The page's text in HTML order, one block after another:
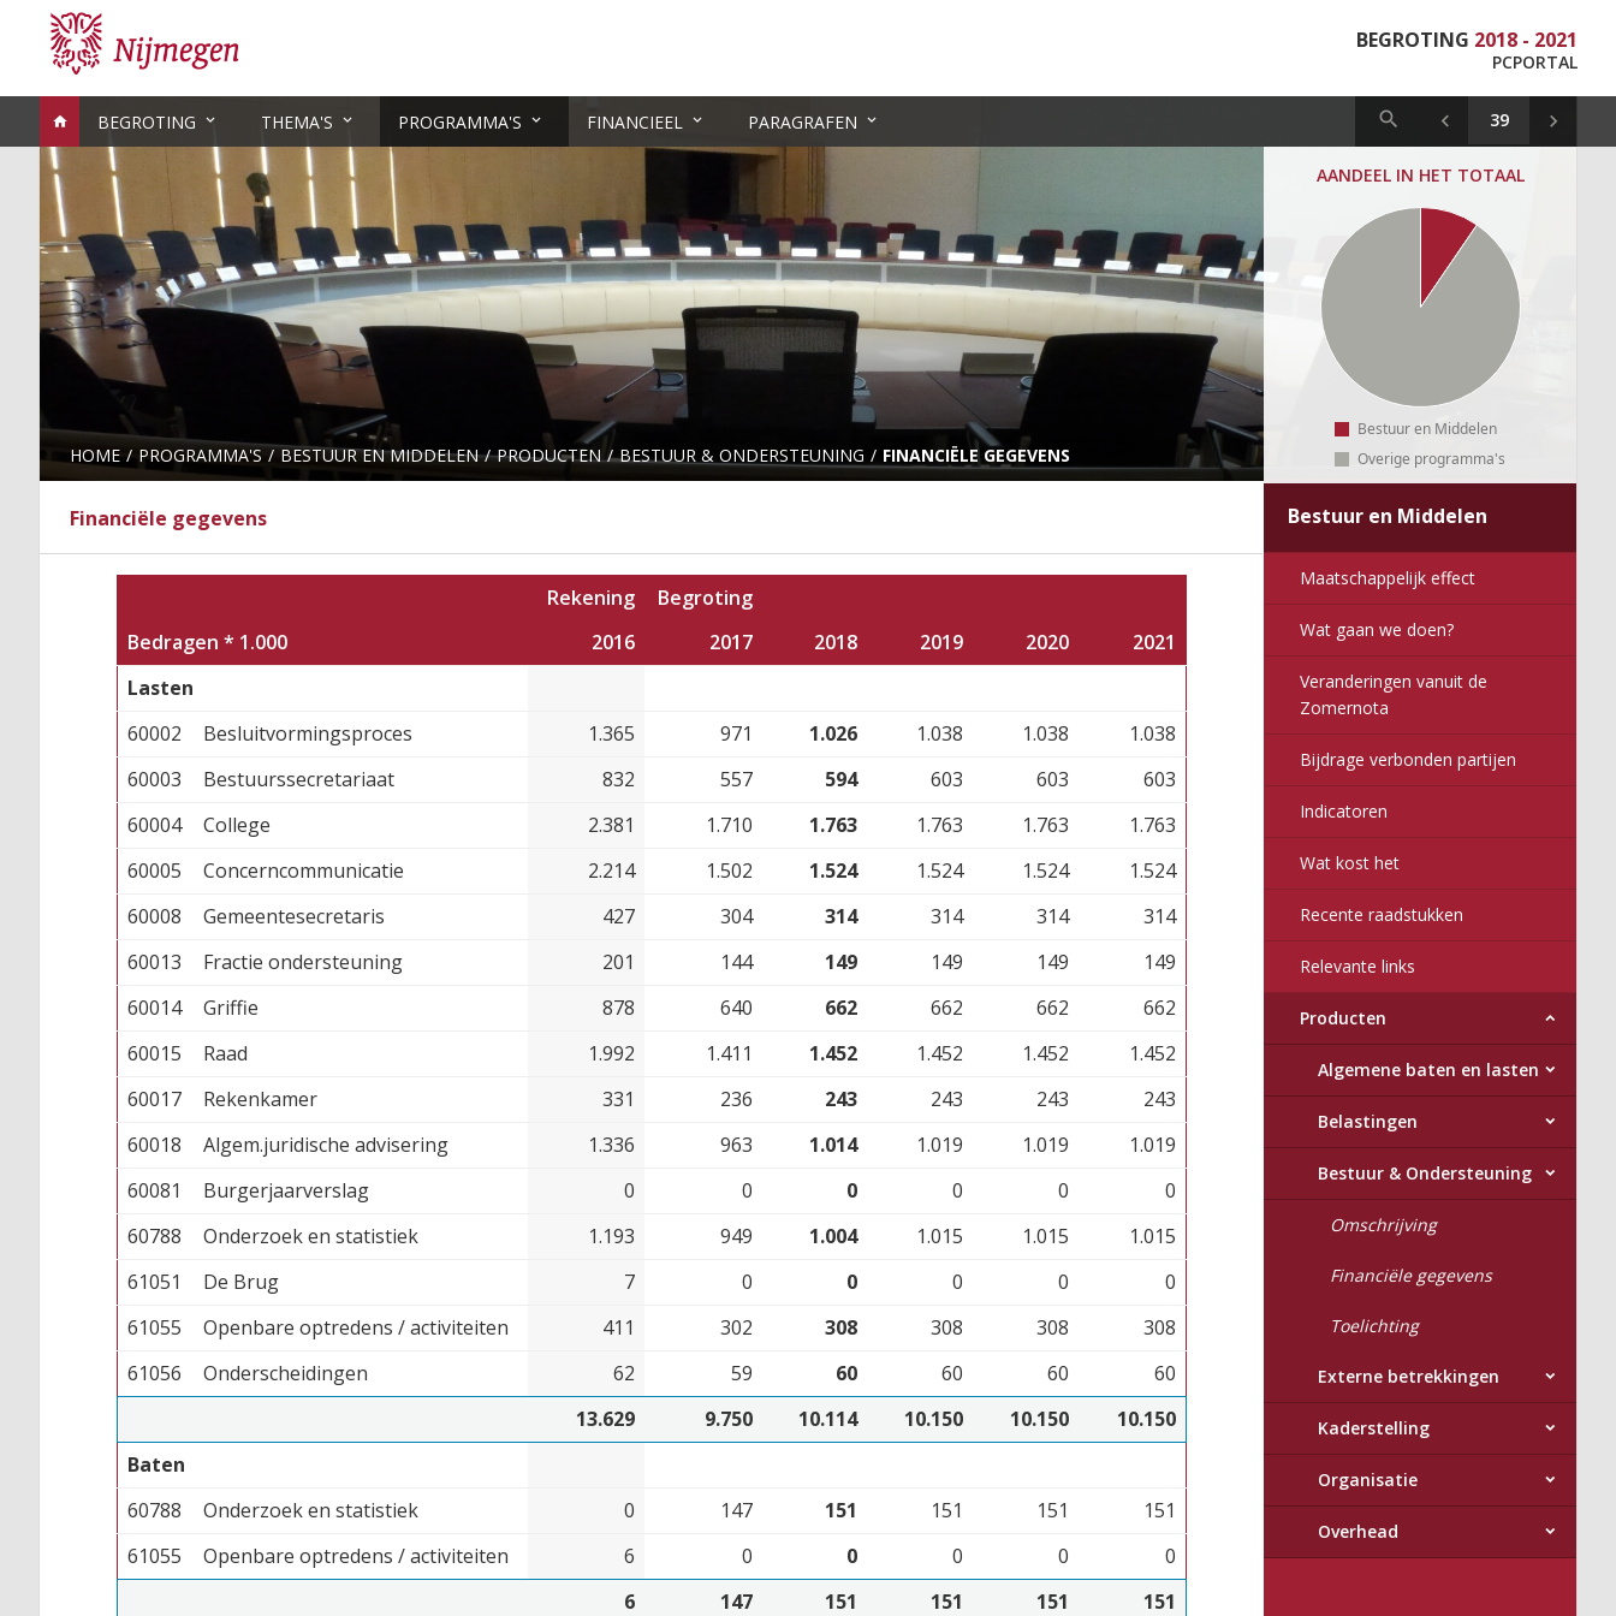
BEGROTING 2018 - 2021
PCPORTAL
BEGROTING THEMA'S PROGRAMMA'S FINANCIEEL PARAGRAFEN
HOME PROGRAMMA'S BESTUUR EN MIDDELEN PRODUCTEN BESTUUR & ONDERSTEUNING FINANCIËLE GEGEVENS
AANDEEL IN HET TOTAAL
Bestuur en Middelen
Overige programma's
Bestuur en Middelen
Maatschappelijk effect
Wat gaan we doen?
Veranderingen vanuit de
Zomernota
Bijdrage verbonden partijen
Indicatoren
Wat kost het
Recente raadstukken
Relevante links
Producten
Algemene baten en lasten
Belastingen
Bestuur & Ondersteuning
Omschrijving
Financiële gegevens
Toelichting
Externe betrekkingen
Kaderstelling
Organisatie
Overhead
Financiële gegevens
Rekening
Begroting
Bedragen * 1.000
2016 2017 2018 2019 2020
2021
Lasten
60002
Besluitvormingsproces 1.365 971 1.026 1.038 1.038
1.038
60003
Bestuurssecretariaat 832 557 594 603 603
603
60004
College 2.381 1.710 1.763 1.763 1.763
1.763
60005
Concerncommunicatie 2.214 1.502 1.524 1.524 1.524
1.524
60008
Gemeentesecretaris 427 304 314 314 314
314
60013
Fractie ondersteuning 201 144 149 149 149
149
60014
Griffie 878 640 662 662 662
662
60015
Raad 1.992 1.411 1.452 1.452 1.452
1.452
60017
Rekenkamer 331 236 243 243 243
243
60018
Algem.juridische advisering 1.336 963 1.014 1.019 1.019
1.019
60081
Burgerjaarverslag 0 0 0 0 0
0
60788
Onderzoek en statistiek 1.193 949 1.004 1.015 1.015
1.015
61051
De Brug 7 0 0 0 0
0
61055
Openbare optredens / activiteiten 411 302 308 308 308
308
61056
Onderscheidingen 62 59 60 60 60
60
13.629
9.750 10.114 10.150 10.150
10.150
Baten
60788
Onderzoek en statistiek 0 147 151 151 151
151
61055
Openbare optredens / activiteiten 6 0 0 0 0
0
6
147 151 151 151 151